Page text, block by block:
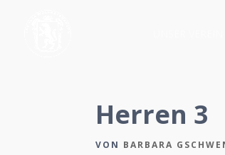
Herren 3
VON BARBARA